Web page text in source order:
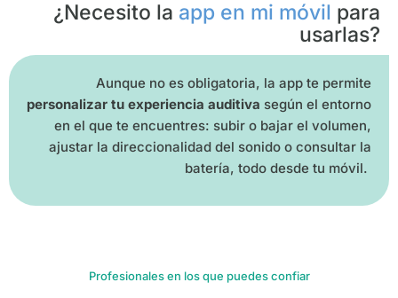
¿Necesito la app en mi móvil para
usarlas?
Aunque no es obligatoria, la app te permite
personalizar tu experiencia auditiva según el entorno
en el que te encuentres: subir o bajar el volumen,
ajustar la direccionalidad del sonido o consultar la
batería, todo desde tu móvil.
Profesionales en los que puedes confiar